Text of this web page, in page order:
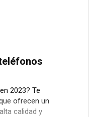
2023? Te
ofrecen un
calidad y